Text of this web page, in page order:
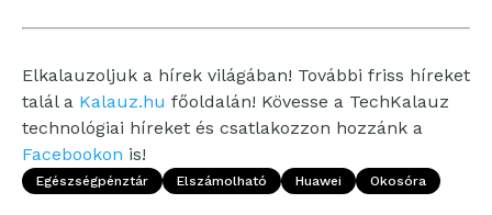
Elkalauzoljuk a hírek világában! További friss híreket
talál a Kalauz.hu főoldalán! Kövesse a TechKalauz
technológiai híreket és csatlakozzon hozzánk a
Facebookon is!
Egészségpénztár Elszámolható Huawei Okosóra